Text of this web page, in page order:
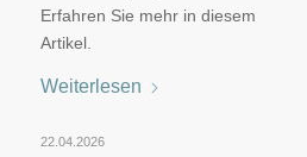
Erfahren Sie mehr in diesem
Artikel.
Weiterlesen
22.04.2026